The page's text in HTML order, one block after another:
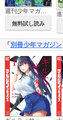
週刊少年マガジン
無料試し読み
「 別冊少年マガジン